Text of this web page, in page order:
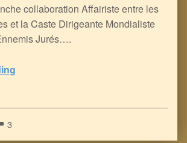
collaboration Affairiste entre les
et la Caste Dirigeante Mondialiste
Jurés….
3